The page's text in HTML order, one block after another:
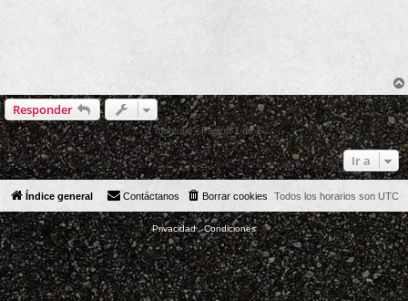
Responder
1 mensaje • Página1de1
Ir a
Índice general Todos los horarios son UTC
Borrar cookies
Contáctanos
Privacidad|Condiciones